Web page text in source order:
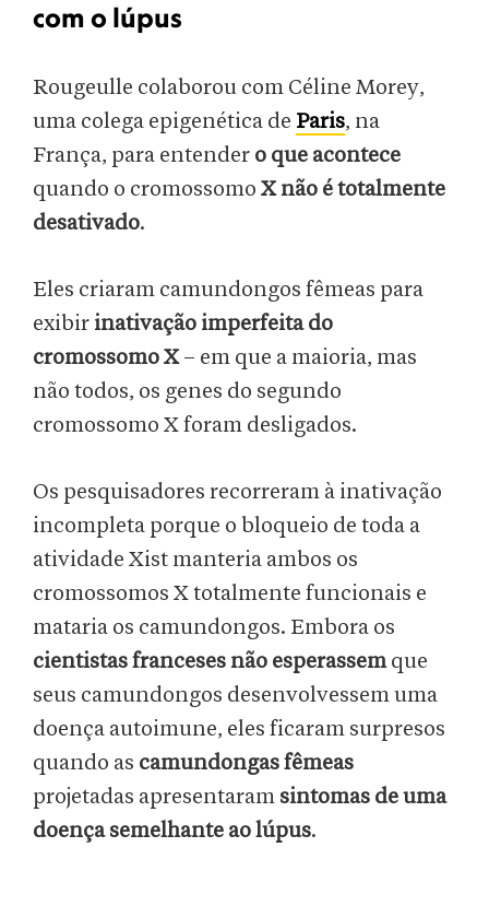
com o lúpus
Rougeulle colaborou com Céline Morey,
uma colega epigenética de Paris, na
França, para entender o que acontece
quando o cromossomo X não é totalmente
desativado.
Eles criaram camundongos fêmeas para
exibir inativação imperfeita do
cromossomo X– em que a maioria, mas
não todos, os genes do segundo
cromossomo X foram desligados.
Os pesquisadores recorreram à inativação
incompleta porque o bloqueio de toda a
atividade Xist manteria ambos os
cromossomos X totalmente funcionais e
mataria os camundongos. Embora os
cientistas franceses não esperassemque
seus camundongos desenvolvessem uma
doença autoimune, eles ficaram surpresos
quando as camundongas fêmeas
projetadas apresentaram sintomas de uma
doença semelhante ao lúpus.